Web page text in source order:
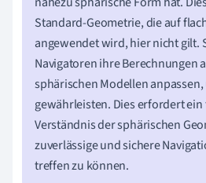
Standard-Geometrie, die auf
angewendet wird, hier nicht gilt.
Navigatoren ihre Berechnungen
sphärischen Modellen
gewährleisten. Dies erfordert
Verständnis der sphärischen
zuverlässige und sichere
treffen zu können.